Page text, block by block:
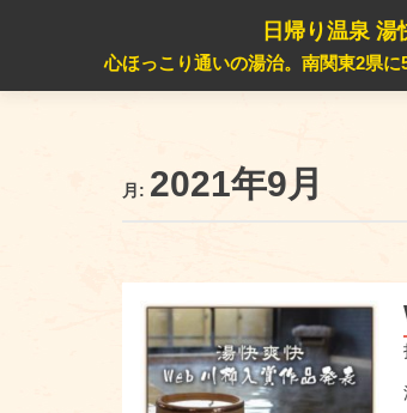
日帰り温泉 湯
心ほっこり通いの湯治。南関東2県に
月: 2021年9月